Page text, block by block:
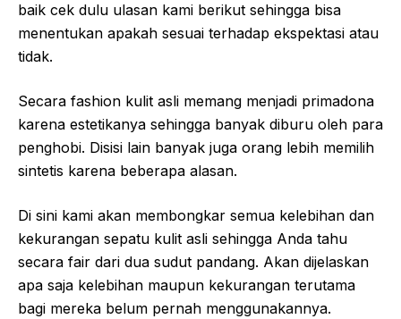
baik cek dulu ulasan kami berikut sehingga bisa
menentukan apakah sesuai terhadap ekspektasi atau
tidak.
Secara fashion kulit asli memang menjadi primadona
karena estetikanya sehingga banyak diburu oleh para
penghobi. Disisi lain banyak juga orang lebih memilih
sintetis karena beberapa alasan.
Di sini kami akan membongkar semua kelebihan dan
kekurangan sepatu kulit asli sehingga Anda tahu
secara fair dari dua sudut pandang. Akan dijelaskan
apa saja kelebihan maupun kekurangan terutama
bagi mereka belum pernah menggunakannya.